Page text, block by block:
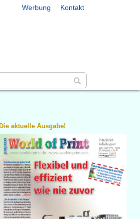
Werbung Kontakt
Die aktuelle Ausgabe!